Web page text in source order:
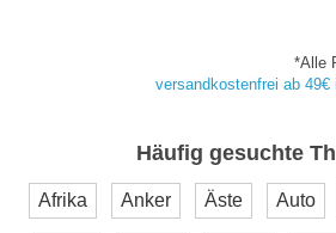
*Alle
versandkostenfrei ab 49€
Häufig gesuchte
Afrika Anker Äste Auto